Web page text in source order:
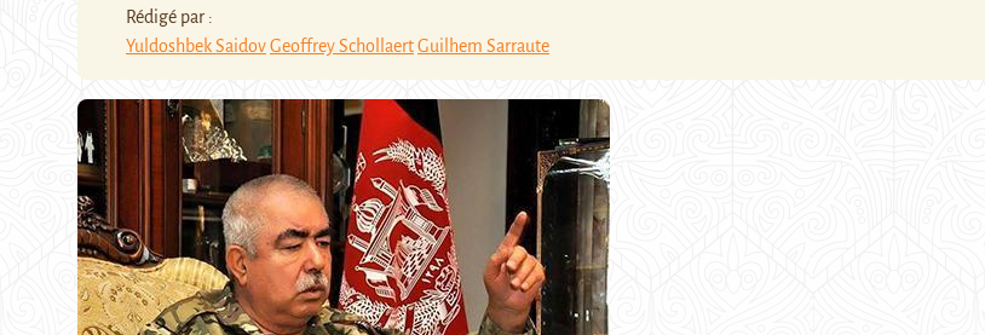
Rédigé par :
Yuldoshbek SaidovGeoffrey SchollaertGuilhem Sarraute